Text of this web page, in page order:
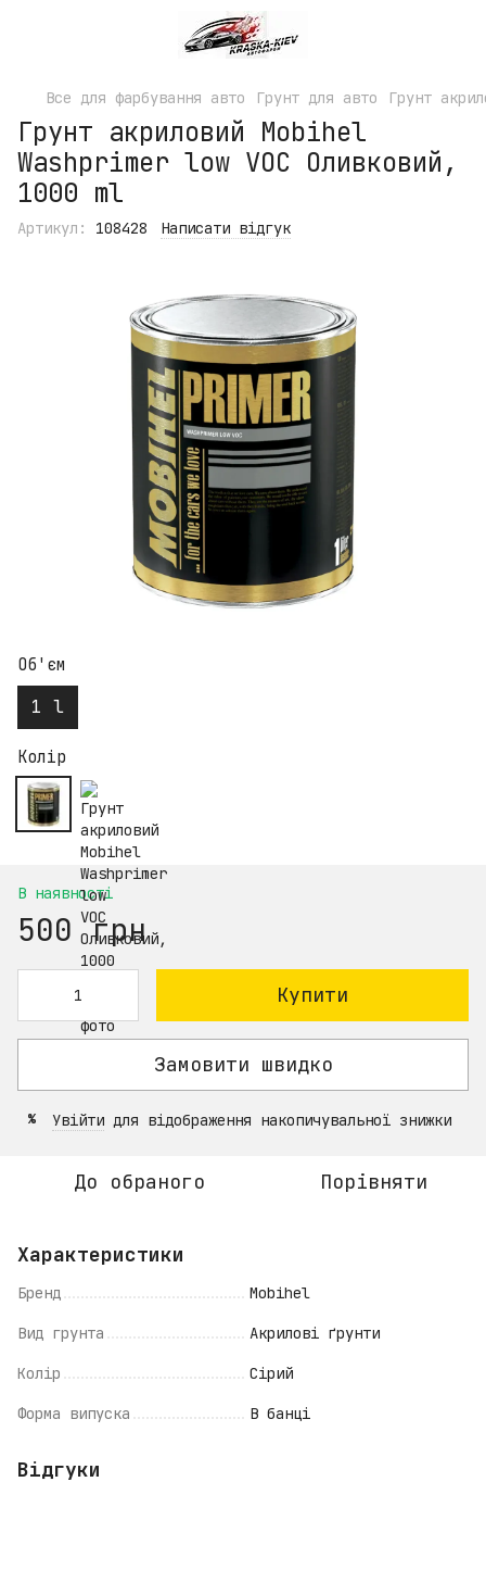
Все для фарбування авто Грунт для авто Грунт
Грунт акриловий Mobihel
Washprimer low VOC Оливковий,
1000 ml
Артикул: 108428 Написати відгук
Об'єм
1 l
Колір
В наявності
500 грн
Купити
Замовити швидко
% Увійти для відображення накопичувальної знижки
До обраного Порівняти
Характеристики
Бренд Mobihel
Вид грунта Акрилові ґрунти
Колір Сірий
Форма випуска В банці
Відгуки